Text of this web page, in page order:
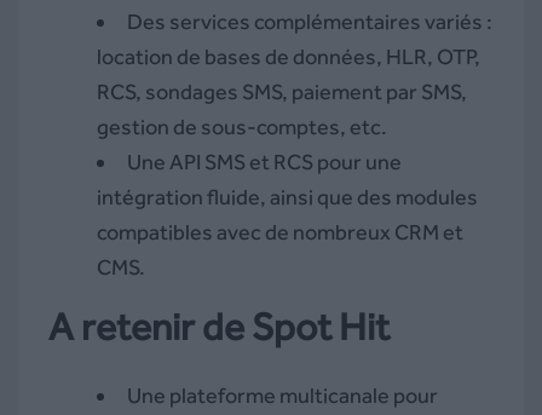
Des services complémentaires variés :
location de bases de données, HLR, OTP,
RCS, sondages SMS, paiement par SMS,
gestion de sous-comptes, etc.
Une API SMS et RCS pour une
intégration fluide, ainsi que des modules
compatibles avec de nombreux CRM et
CMS.
A retenir de Spot Hit
Une plateforme multicanale pour